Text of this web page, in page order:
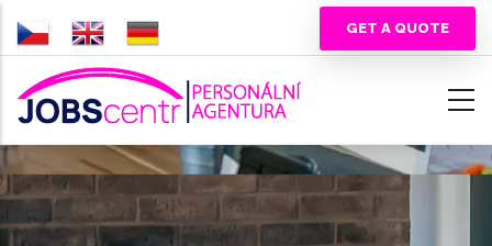
Direkt
zum
Inhalt
GET A QUOTE